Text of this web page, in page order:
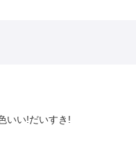
いい!だいすき!